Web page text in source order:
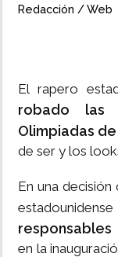
Redacción / Web
El rapero
robado las
Olimpiadas de
de ser y los
En una
estadounidense
en la